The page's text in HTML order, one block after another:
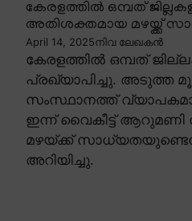
കേരളത്തിൽ ഒമ്പത്
അതിശക്തമായ മഴയ്ക്ക്
April 14, 2025നിവ ലേഖകൻ
കേരളത്തിൽ ഒമ്പത്
പ്രഖ്യാപിച്ചു. അടുത്ത
സംസ്ഥാനത്ത്
ഇന്ന് വൈകീട്ട്
മഴയ്ക്ക്
അറിയിച്ചു.